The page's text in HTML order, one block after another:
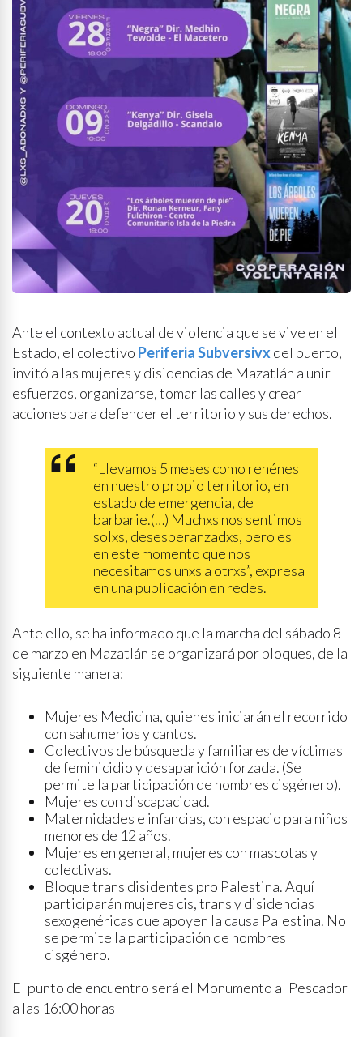
Ante el contexto actual de violencia que se vive en el
Estado, el colectivo Periferia Subversivx del puerto,
invitó a las mujeres y disidencias de Mazatlán a unir
esfuerzos, organizarse, tomar las calles y crear
acciones para defender el territorio y sus derechos.
“Llevamos 5 meses como rehénes
en nuestro propio territorio, en
estado de emergencia, de
barbarie.(…) Muchxs nos sentimos
solxs, desesperanzadxs, pero es
en este momento que nos
necesitamos unxs a otrxs”, expresa
en una publicación en redes.
Ante ello, se ha informado que la marcha del sábado 8
de marzo en Mazatlán se organizará por bloques, de la
siguiente manera:
Mujeres Medicina, quienes iniciarán el recorrido
con sahumerios y cantos.
Colectivos de búsqueda y familiares de víctimas
de feminicidio y desaparición forzada. (Se
permite la participación de hombres cisgénero).
Mujeres con discapacidad.
Maternidades e infancias, con espacio para niños
menores de 12 años.
Mujeres en general, mujeres con mascotas y
colectivas.
Bloque trans disidentes pro Palestina. Aquí
participarán mujeres cis, trans y disidencias
sexogenéricas que apoyen la causa Palestina. No
se permite la participación de hombres
cisgénero.
El punto de encuentro será el Monumento al Pescador
a las 16:00 horas